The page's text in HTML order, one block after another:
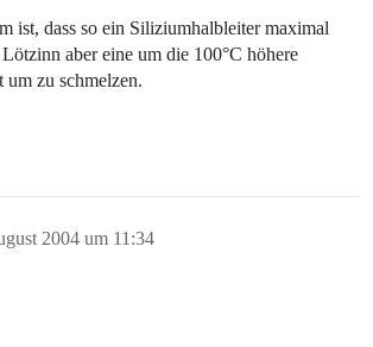
ist, dass so ein Siliziumhalbleiter maximal
aber eine um die 100°C höhere
um zu schmelzen.
2004 um 11:34